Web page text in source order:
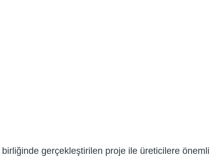
gerçekleştirilen proje ile üreticilere